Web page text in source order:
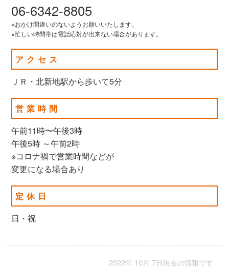
06-6342-8805
※おかけ間違いのないようお願いいたします。
※忙しい時間帯は電話応対が出来ない場合があります。
アクセス
ＪＲ・北新地駅から歩いて5分
営業時間
午前11時〜午後3時
午後5時 ～午前2時
※コロナ禍で営業時間などが
変更になる場合あり
定休日
日・祝
2022年 10月 7日現在の情報です